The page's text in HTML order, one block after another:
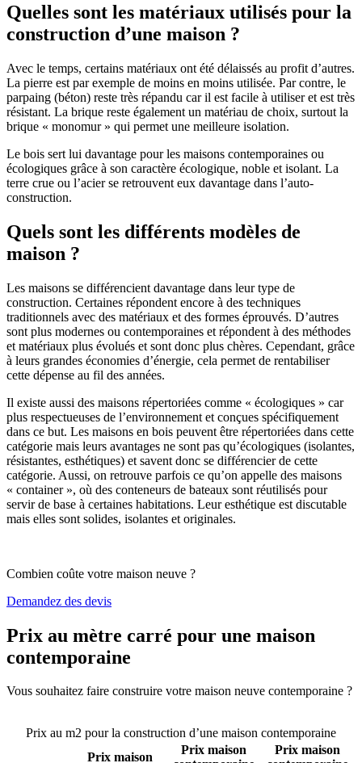
Quelles sont les matériaux utilisés pour la
construction d’une maison ?
Avec le temps, certains matériaux ont été délaissés au profit d’autres.
La pierre est par exemple de moins en moins utilisée. Par contre, le
parpaing (béton) reste très répandu car il est facile à utiliser et est très
résistant. La brique reste également un matériau de choix, surtout la
brique « monomur » qui permet une meilleure isolation.
Le bois sert lui davantage pour les maisons contemporaines ou
écologiques grâce à son caractère écologique, noble et isolant. La
terre crue ou l’acier se retrouvent eux davantage dans l’auto-
construction.
Quels sont les différents modèles de
maison ?
Les maisons se différencient davantage dans leur type de
construction. Certaines répondent encore à des techniques
traditionnels avec des matériaux et des formes éprouvés. D’autres
sont plus modernes ou contemporaines et répondent à des méthodes
et matériaux plus évolués et sont donc plus chères. Cependant, grâce
à leurs grandes économies d’énergie, cela permet de rentabiliser
cette dépense au fil des années.
Il existe aussi des maisons répertoriées comme « écologiques » car
plus respectueuses de l’environnement et conçues spécifiquement
dans ce but. Les maisons en bois peuvent être répertoriées dans cette
catégorie mais leurs avantages ne sont pas qu’écologiques (isolantes,
résistantes, esthétiques) et savent donc se différencier de cette
catégorie. Aussi, on retrouve parfois ce qu’on appelle des maisons
« container », où des conteneurs de bateaux sont réutilisés pour
servir de base à certaines habitations. Leur esthétique est discutable
mais elles sont solides, isolantes et originales.
Combien coûte votre maison neuve ?
Demandez des devis
Prix au mètre carré pour une maison
contemporaine
Vous souhaitez faire construire votre maison neuve contemporaine ?
Prix au m2 pour la construction d’une maison contemporaine
Prix maison
Prix maison
Prix maison